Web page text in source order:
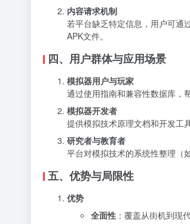
内容请求机制
若平台缺乏特定信息，用户可通
APK文件。
四、用户群体与应用场景
模拟器用户与玩家
通过使用指南和兼容性数据库，
模拟器开发者
提供模拟技术原理文档和开发工
研究者与教育者
平台对模拟技术的系统性整理（
五、优势与局限性
优势
全面性 ：覆盖从街机到现